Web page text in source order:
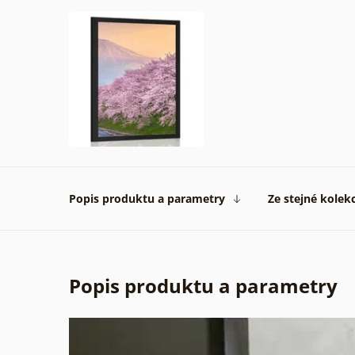
Popis produktu a parametry Ze stejné
Popis produktu a parametry